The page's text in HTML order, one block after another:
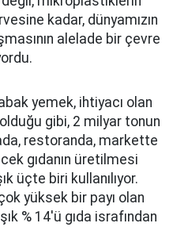
kadar, dünyamızın
alelade bir çevre
yemek, ihtiyacı olan
gibi, 2 milyar tonun
restoranda, markette
gıdanın üretilmesi
üçte biri kullanılıyor.
yüksek bir payı olan
% 14'ü gıda israfından